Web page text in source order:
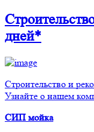
дней*
Строительство и
Узнайте о нашем
СИП мойка